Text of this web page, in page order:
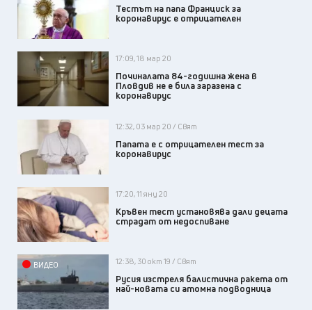
Тестът на папа Франциск за
коронавирус е отрицателен
17:09, 18 мар 20
Починалата 84-годишна жена в
Пловдив не е била заразена с
коронавирус
12:32, 03 мар 20 / Свят
Папата е с отрицателен тест за
коронавирус
17:20, 11 яну 20
Кръвен тест установява дали децата
страдат от недоспиване
ВИДЕО 12:38, 30 окт 19 / Свят
Русия изстреля балистична ракета от
най-новата си атомна подводница